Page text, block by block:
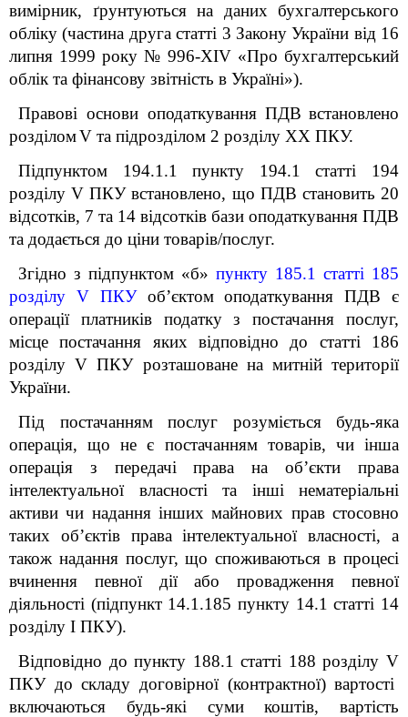
вимірник, ґрунтуються на даних бухгалтерського
обліку (частина друга статті 3 Закону України від 16
липня 1999 року № 996-XIV «Про бухгалтерський
облік та фінансову звітність в Україні»).
Правові основи оподаткування ПДВ встановлено
розділомV та підрозділом 2 розділу XX ПКУ.
Підпунктом 194.1.1 пункту 194.1 статті 194
розділу V ПКУ встановлено, що ПДВ становить 20
відсотків, 7 та 14 відсотків бази оподаткування ПДВ
та додається до ціни товарів/послуг.
Згідно з підпунктом «б» пункту 185.1 статті 185
розділу V ПКУ об’єктом оподаткування ПДВ є
операції платників податку з постачання послуг,
місце постачання яких відповідно до статті 186
розділу V ПКУ розташоване на митній території
України.
Під постачанням послуг розуміється будь-яка
операція, що не є постачанням товарів, чи інша
операція з передачі права на об’єкти права
інтелектуальної власності та інші нематеріальні
активи чи надання інших майнових прав стосовно
таких об’єктів права інтелектуальної власності, а
також надання послуг, що споживаються в процесі
вчинення певної дії або провадження певної
діяльності (підпункт 14.1.185 пункту 14.1 статті 14
розділу I ПКУ).
Відповідно до пункту 188.1 статті 188 розділу V
ПКУ до складу договірної (контрактної) вартості
включаються будь-які суми коштів, вартість